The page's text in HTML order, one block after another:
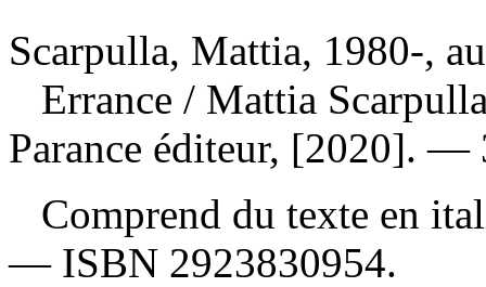
Scarpulla, Mattia, 1980-,
Errance / Mattia
Parance éditeur, [2020]. —
Comprend du texte en
— ISBN 2923830954.